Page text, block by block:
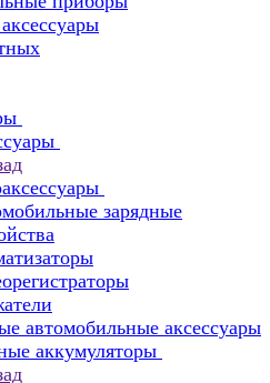
зарядные
автомобильные аксессуары
аккумуляторы